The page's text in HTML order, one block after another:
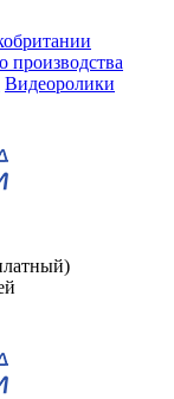
производства
Видеоролики